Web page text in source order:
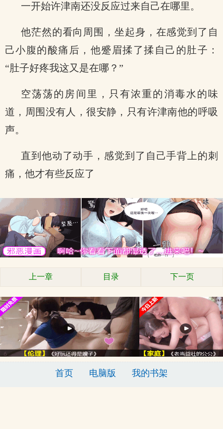
一开始许津南还没反应过来自己在哪里。
他茫然的看向周围，坐起身，在感觉到了自
己小腹的酸痛后，他蹙眉揉了揉自己的肚子：
“肚子好疼我这又是在哪？”
空荡荡的房间里，只有浓重的消毒水的味
道，周围没有人，很安静，只有许津南他的呼吸
声。
直到他动了动手，感觉到了自己手背上的刺
痛，他才有些反应了
上一章 目录 下一页
首页 电脑版 我的书架